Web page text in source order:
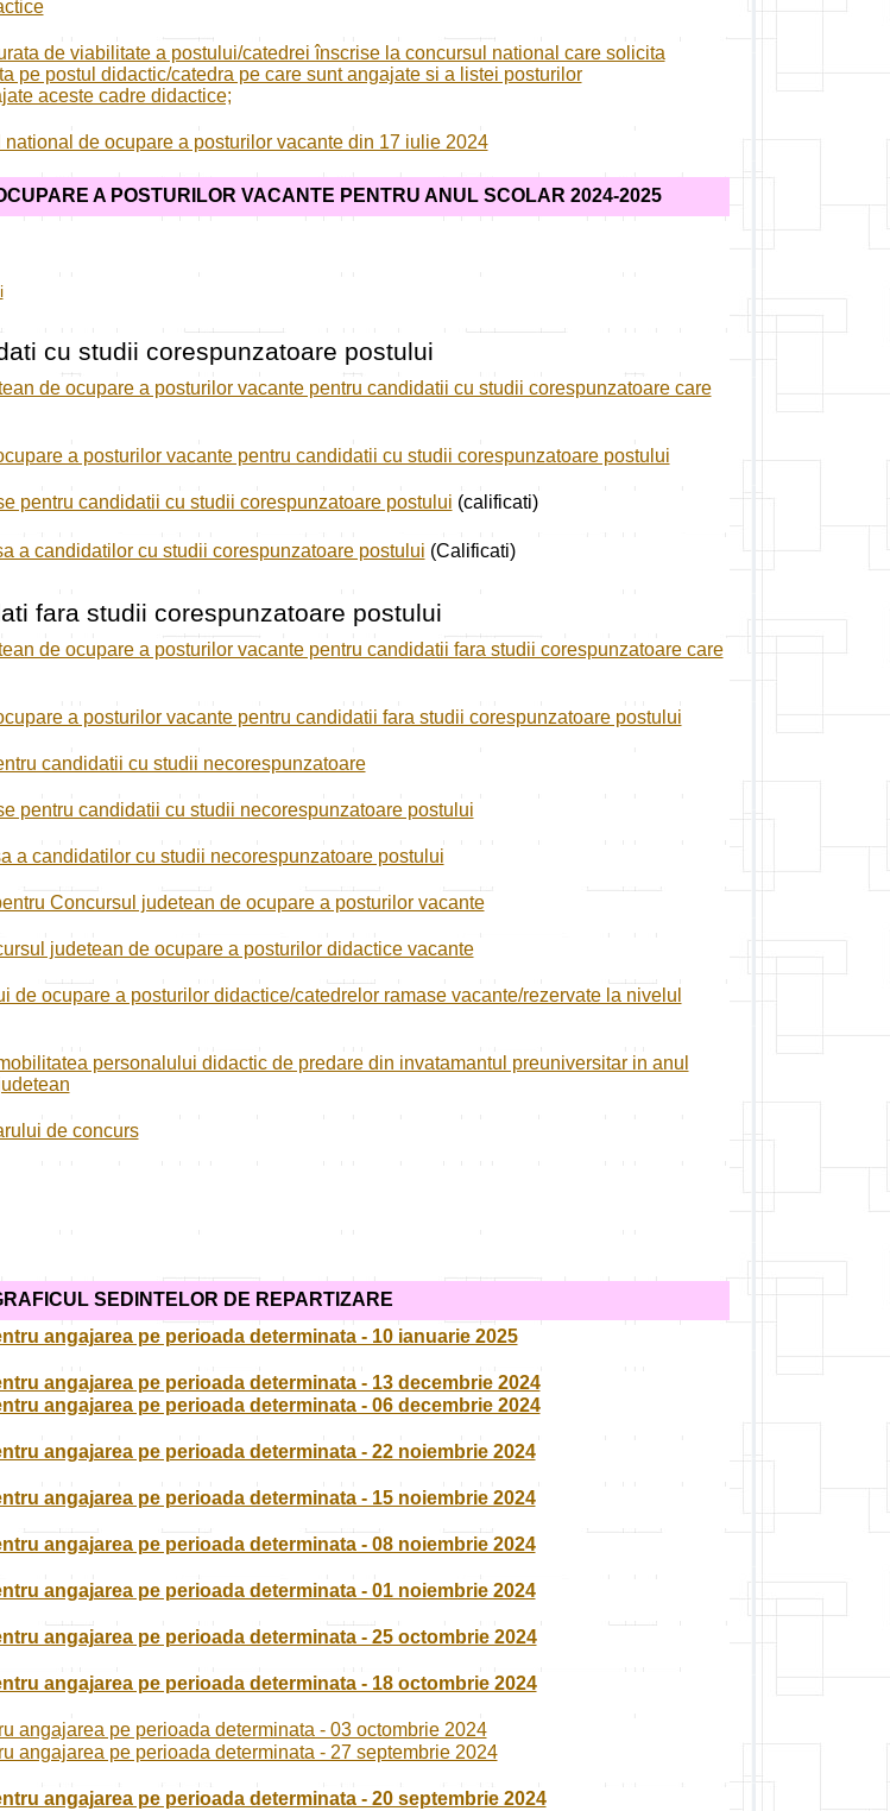
de viabilitate a postului/catedrei înscrise la concursul national care solicita
pe postul didactic/catedra pe care sunt angajate si a listei posturilor
aceste cadre didactice;
de ocupare a posturilor vacante din 17 iulie 2024
A POSTURILOR VACANTE PENTRU ANUL SCOLAR 2024-2025
cu studii corespunzatoare postului
de ocupare a posturilor vacante pentru candidatii cu studii corespunzatoare care
a posturilor vacante pentru candidatii cu studii corespunzatoare postului
pentru candidatii cu studii corespunzatoare postului (calificati)
a candidatilor cu studii corespunzatoare postului (Calificati)
fara studii corespunzatoare postului
de ocupare a posturilor vacante pentru candidatii fara studii corespunzatoare care
a posturilor vacante pentru candidatii fara studii corespunzatoare postului
candidatii cu studii necorespunzatoare
pentru candidatii cu studii necorespunzatoare postului
a candidatilor cu studii necorespunzatoare postului
Concursul judetean de ocupare a posturilor vacante
judetean de ocupare a posturilor didactice vacante
de ocupare a posturilor didactice/catedrelor ramase vacante/rezervate la nivelul
personalului didactic de predare din invatamantul preuniversitar in anul
de concurs
SEDINTELOR DE REPARTIZARE
angajarea pe perioada determinata - 10 ianuarie 2025
angajarea pe perioada determinata - 13 decembrie 2024
angajarea pe perioada determinata - 06 decembrie 2024
angajarea pe perioada determinata - 22 noiembrie 2024
angajarea pe perioada determinata - 15 noiembrie 2024
angajarea pe perioada determinata - 08 noiembrie 2024
angajarea pe perioada determinata - 01 noiembrie 2024
angajarea pe perioada determinata - 25 octombrie 2024
angajarea pe perioada determinata - 18 octombrie 2024
angajarea pe perioada determinata - 03 octombrie 2024
angajarea pe perioada determinata - 27 septembrie 2024
angajarea pe perioada determinata - 20 septembrie 2024